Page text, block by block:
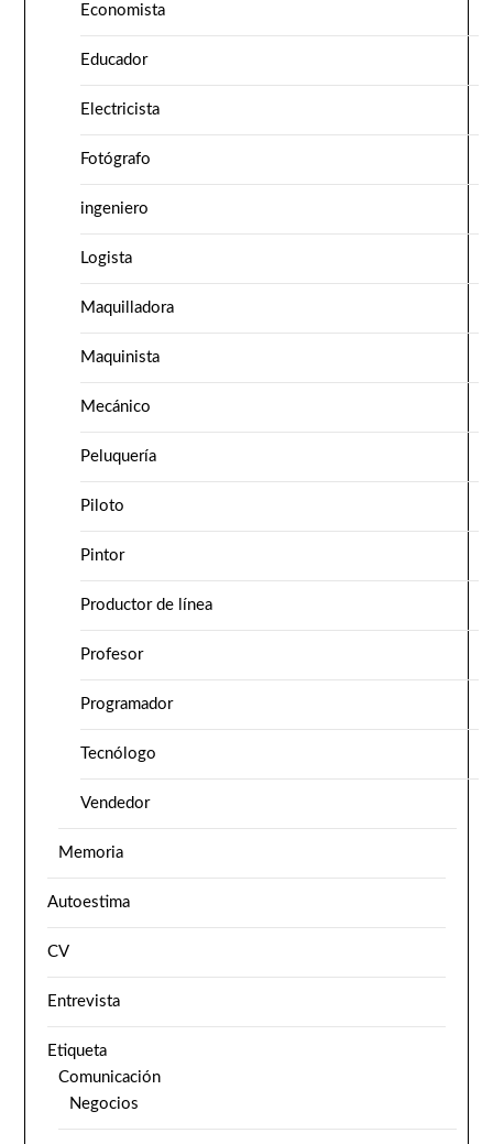
Economista
Educador
Electricista
Fotógrafo
ingeniero
Logista
Maquilladora
Maquinista
Mecánico
Peluquería
Piloto
Pintor
Productor de línea
Profesor
Programador
Tecnólogo
Vendedor
Memoria
Autoestima
CV
Entrevista
Etiqueta
Comunicación
Negocios